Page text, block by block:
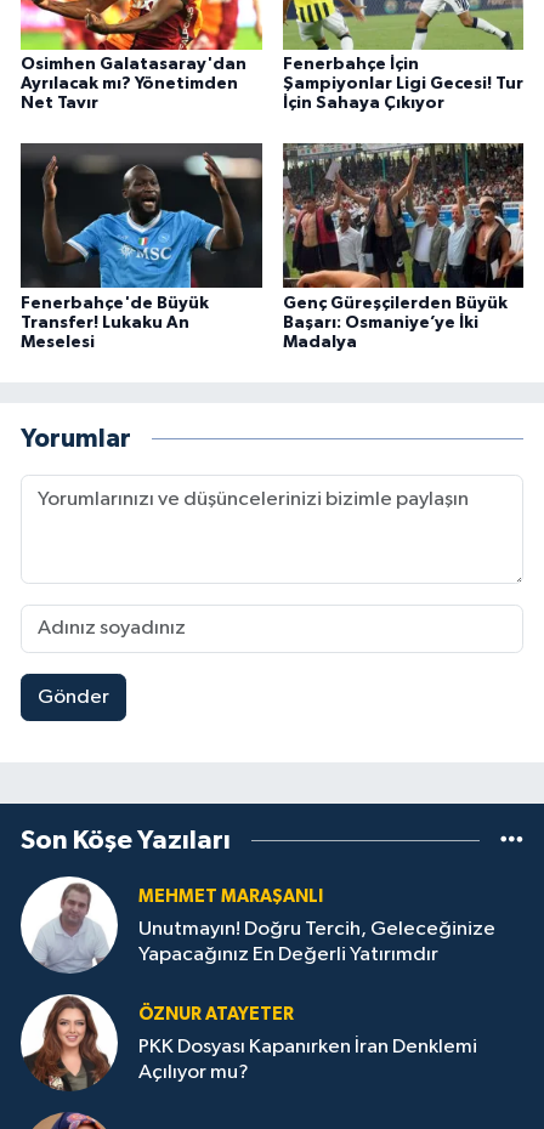
Osimhen Galatasaray'dan
Ayrılacak mı? Yönetimden
Net Tavır
Fenerbahçe İçin
Şampiyonlar Ligi Gecesi! Tur
İçin Sahaya Çıkıyor
Fenerbahçe'de Büyük
Transfer! Lukaku An
Meselesi
Genç Güreşçilerden Büyük
Başarı: Osmaniye’ye İki
Madalya
Yorumlar
Gönder
Son Köşe Yazıları
MEHMET MARAŞANLI
Unutmayın! Doğru Tercih, Geleceğinize
Yapacağınız En Değerli Yatırımdır
ÖZNUR ATAYETER
PKK Dosyası Kapanırken İran Denklemi
Açılıyor mu?